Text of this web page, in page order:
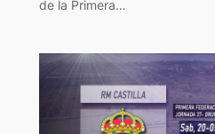
de la Primera…